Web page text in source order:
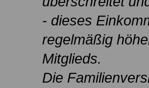
- dieses
regelmäßig
Mitglieds.
Die